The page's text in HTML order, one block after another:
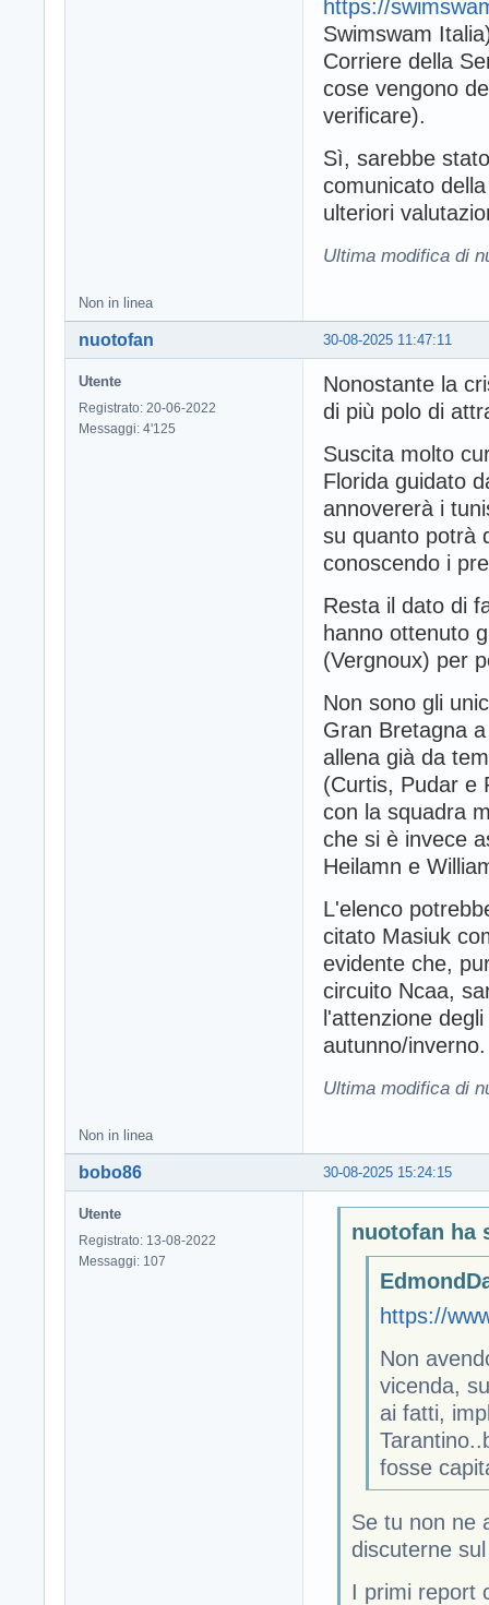
https://
Swimswam
Corriere della
cose vengono
verificare).
Sì, sarebbe
comunicato
ulteriori
Ultima modifica di
Non in linea
30-08-2025 11:47:11
nuotofan
Utente
Registrato: 20-06-2022
Messaggi: 4'125
Nonostante la
di più polo di
Suscita molto
Florida guidato
annovererà i
su quanto potrà
conoscendo i
Resta il dato di
hanno ottenuto
(Vergnoux) per
Non sono gli
Gran Bretagna
allena già da
(Curtis, Pudar e
con la squadra
che si è invece
Heilamn e
L'elenco
citato Masiuk
evidente che,
circuito Ncaa,
l'attenzione
autunno/inverno.
Ultima modifica di
Non in linea
30-08-2025 15:24:15
bobo86
Utente
Registrato: 13-08-2022
Messaggi: 107
nuotofan ha
https://
Non
vicenda,
ai fatti,
fosse
Se tu non ne
discuterne
I primi report